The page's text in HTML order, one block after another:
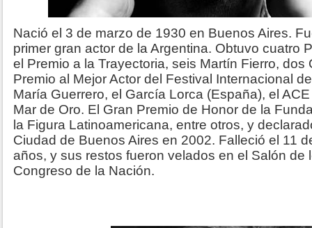
Nació el 3 de marzo de 1930 en Buenos Aires.
primer gran actor de la Argentina. Obtuvo cuatro
el Premio a la Trayectoria, seis Martín Fierro, dos
Premio al Mejor Actor del Festival Internacional
María Guerrero, el García Lorca (España), el
Mar de Oro. El Gran Premio de Honor de la
la Figura Latinoamericana, entre otros, y
Ciudad de Buenos Aires en 2002. Falleció el 11
años, y sus restos fueron velados en el Salón de
Congreso de la Nación.